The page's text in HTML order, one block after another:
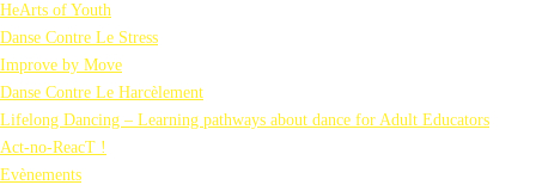
HeArts of Youth
Danse Contre Le Stress
Improve by Move
Danse Contre Le Harcèlement
Lifelong Dancing – Learning pathways about dance for Adult Educators
Act-no-ReacT !
Evènements